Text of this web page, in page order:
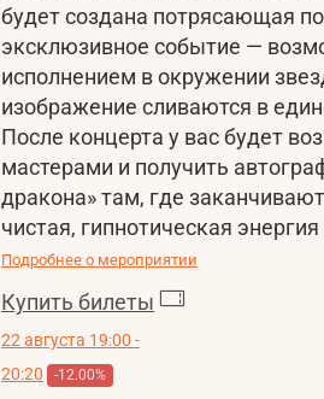
будет создана потрясающая
эксклюзивное событие —
исполнением в окружении
изображение сливаются в
После концерта у вас будет
мастерами и получить
дракона» там, где
чистая, гипнотическая
Подробнее о мероприятии
Купить билеты
22 августа 19:00 -
20:20
-12.00%